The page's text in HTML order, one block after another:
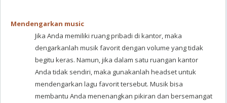
Mendengarkan music
Jika Anda memiliki ruang pribadi di kantor, maka
dengarkanlah musik favorit dengan volume yang tidak
begitu keras. Namun, jika dalam satu ruangan kantor
Anda tidak sendiri, maka gunakanlah headset untuk
mendengarkan lagu favorit tersebut. Musik bisa
membantu Anda menenangkan pikiran dan bersemangat